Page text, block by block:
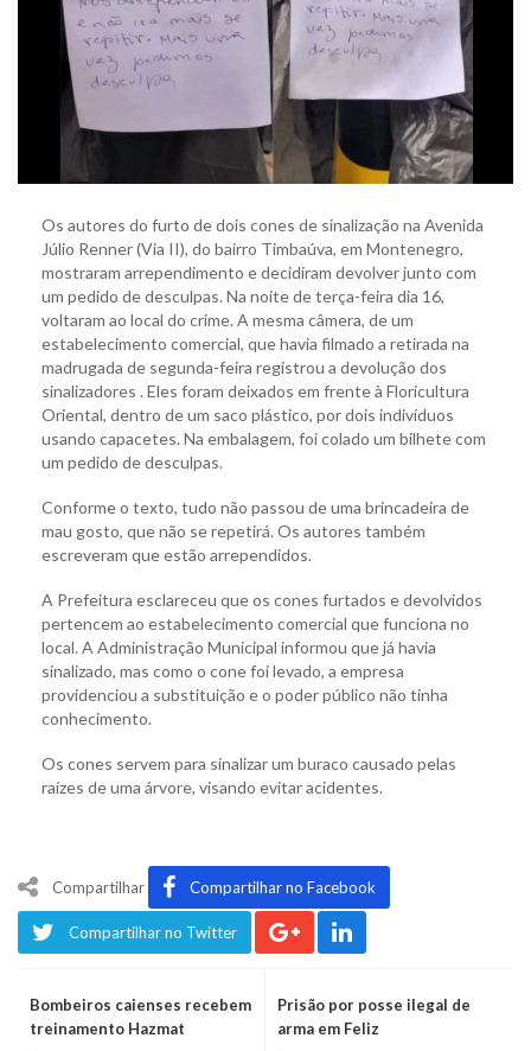
Os autores do furto de dois cones de sinalização na Avenida
Júlio Renner (Via II), do bairro Timbaúva, em Montenegro,
mostraram arrependimento e decidiram devolver junto com
um pedido de desculpas. Na noite de terça-feira dia 16,
voltaram ao local do crime. A mesma câmera, de um
estabelecimento comercial, que havia filmado a retirada na
madrugada de segunda-feira registrou a devolução dos
sinalizadores . Eles foram deixados em frente à Floricultura
Oriental, dentro de um saco plástico, por dois indivíduos
usando capacetes. Na embalagem, foi colado um bilhete com
um pedido de desculpas.
Conforme o texto, tudo não passou de uma brincadeira de
mau gosto, que não se repetirá. Os autores também
escreveram que estão arrependidos.
A Prefeitura esclareceu que os cones furtados e devolvidos
pertencem ao estabelecimento comercial que funciona no
local. A Administração Municipal informou que já havia
sinalizado, mas como o cone foi levado, a empresa
providenciou a substituição e o poder público não tinha
conhecimento.
Os cones servem para sinalizar um buraco causado pelas
raízes de uma árvore, visando evitar acidentes.
Compartilhar Compartilhar no Facebook
Compartilhar no Twitter
Bombeiros caienses recebem
treinamento Hazmat
Prisão por posse ilegal de
arma em Feliz